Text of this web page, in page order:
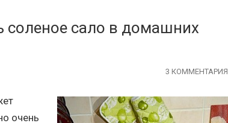
соленое сало в домашних
3 КОММЕНТАРИЯ
очень